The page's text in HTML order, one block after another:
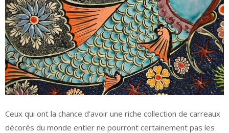
Ceux qui ont la chance d’avoir une riche collection de carreaux
décorés du monde entier ne pourront certainement pas les